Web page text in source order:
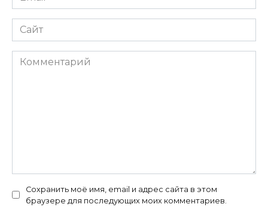
*
Сайт
Комментарий
Сохранить моё имя, email и адрес сайта в этом
браузере для последующих моих комментариев.